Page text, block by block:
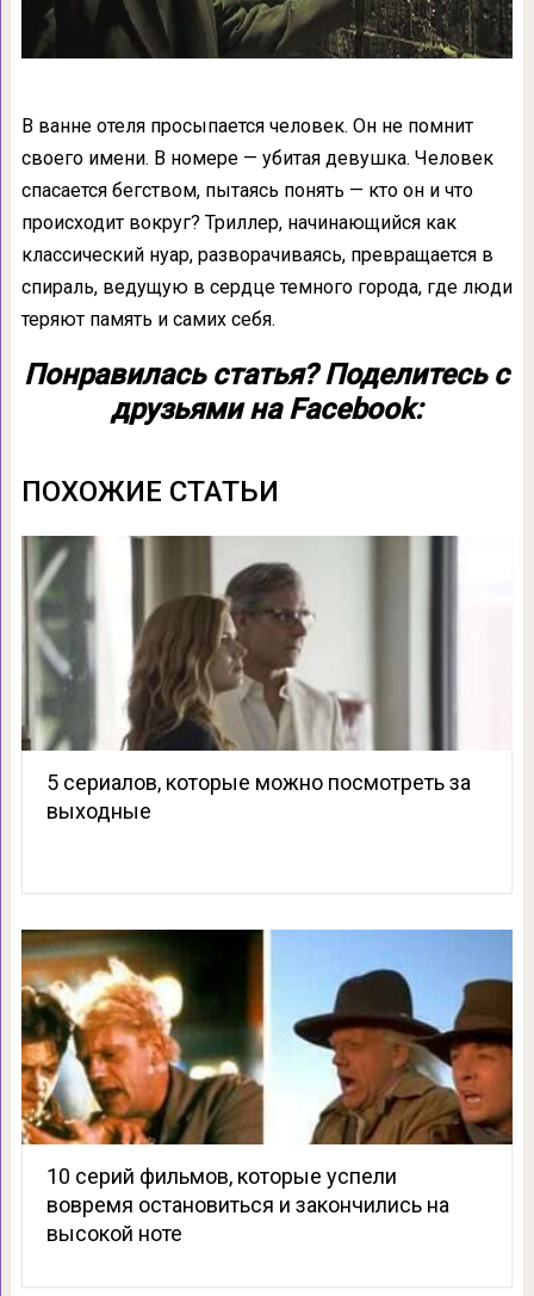
В ванне отеля просыпается человек. Он не помнит
своего имени. В номере — убитая девушка. Человек
спасается бегством, пытаясь понять — кто он и что
происходит вокруг? Триллер, начинающийся как
классический нуар, разворачиваясь, превращается в
спираль, ведущую в сердце темного города, где люди
теряют память и самих себя.
Понравилась статья? Поделитесь с
друзьями на Facebook:
ПОХОЖИЕ СТАТЬИ
5 сериалов, которые можно посмотреть за
выходные
10 серий фильмов, которые успели
вовремя остановиться и закончились на
высокой ноте